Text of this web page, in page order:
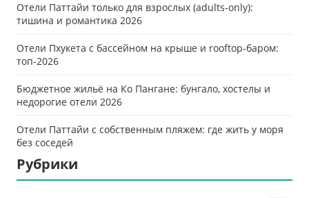
Отели Паттайи только для взрослых (adults-only):
тишина и романтика 2026
Отели Пхукета с бассейном на крыше и rooftop-баром:
топ-2026
Бюджетное жильё на Ко Пангане: бунгало, хостелы и
недорогие отели 2026
Отели Паттайи с собственным пляжем: где жить у моря
без соседей
Рубрики